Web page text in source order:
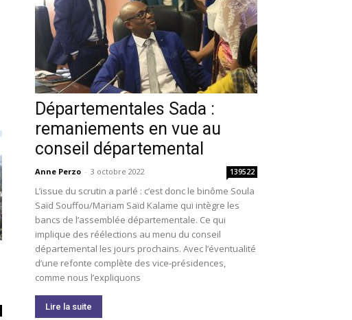
Départementales Sada :
remaniements en vue au
conseil départemental
Anne Perzo - 3 octobre 2022 139522
L’issue du scrutin a parlé : c’est donc le binôme Soula
Saïd Souffou/Mariam Saïd Kalame qui intègre les
bancs de l’assemblée départementale. Ce qui
implique des réélections au menu du conseil
départemental les jours prochains. Avec l’éventualité
d’une refonte complète des vice-présidences,
comme nous l’expliquons
Lire la suite